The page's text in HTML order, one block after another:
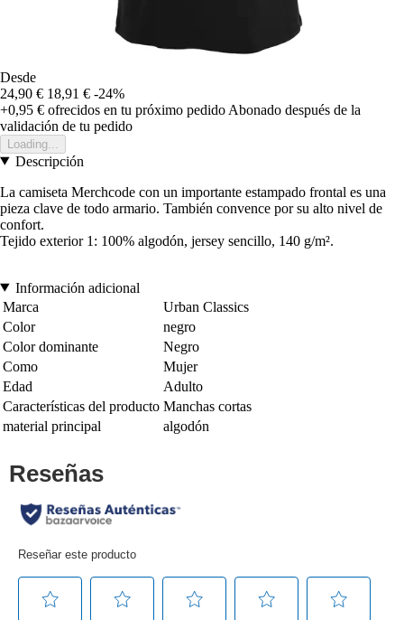
Desde
24,90 € 18,91 € -24%
+0,95 € ofrecidos en tu próximo pedido Abonado después de la
validación de tu pedido
Loading...
Descripción
La camiseta Merchcode con un importante estampado frontal es una
pieza clave de todo armario. También convence por su alto nivel de
confort.
Tejido exterior 1: 100% algodón, jersey sencillo, 140 g/m².
Información adicional
Marca
Urban Classics
Color
negro
Color dominante
Negro
Como
Mujer
Edad
Adulto
Características del producto Manchas cortas
material principal
algodón